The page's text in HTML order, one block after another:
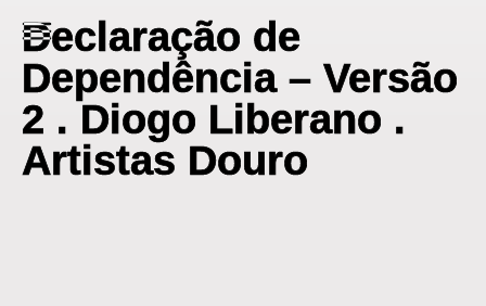
content
Declaração de
Dependência – Versão
2 . Diogo Liberano .
Artistas Douro